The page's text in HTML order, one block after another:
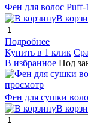
Фен для волос
В
Подробнее
Купить в 1 клик
В избранное Под
просмотр
Фен для сушки
В